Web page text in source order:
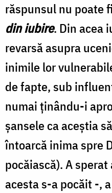
răspunsul nu poate
din iubire. Din acea
revarsă asupra
inimile lor
de fapte, sub
numai ţinându-i
şansele ca aceştia
întoarcă inima spre
pocăiască). A
acesta s-a pocăit -,